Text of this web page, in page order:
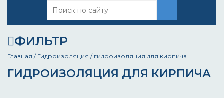
ФИЛЬТР
Главная / Гидроизоляция / гидроизоляция для кирпича
ГИДРОИЗОЛЯЦИЯ ДЛЯ КИРПИЧА